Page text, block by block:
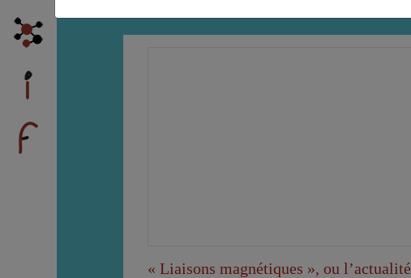
« Liaisons magnétiques », ou l’actualité